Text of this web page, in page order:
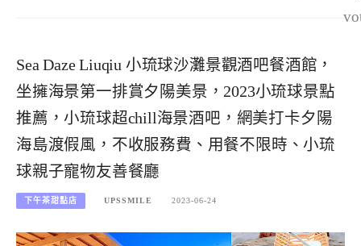
Sea Daze Liuqiu 小琉球沙灘景觀酒吧餐酒館，
坐擁海景第一排賞夕陽美景，2023小琉球景點
推薦，小琉球超chill海景酒吧，網美打卡夕陽
海島渡假風，不收服務費、用餐不限時、小琉
球親子寵物友善餐廳
下午茶甜點店 UPSSMILE 2023-06-24